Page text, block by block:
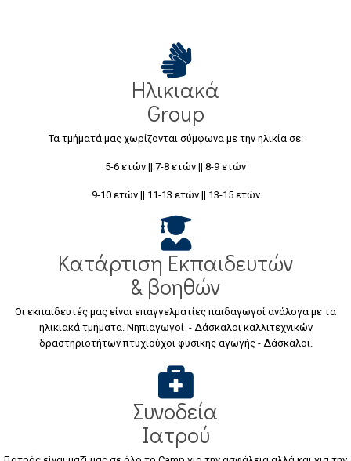
Ηλικιακά
Group
Τα τμήματά μας χωρίζονται σύμφωνα με την ηλικία σε:
5-6 ετών || 7-8 ετών || 8-9 ετών
9-10 ετών || 11-13 ετών || 13-15 ετών
Κατάρτιση Εκπαιδευτών
& βοηθών
Οι εκπαιδευτές μας είναι επαγγελματίες παιδαγωγοί ανάλογα με τα
ηλικιακά τμήματα. Νηπιαγωγοί - Δάσκαλοι καλλιτεχνικών
δραστηριοτήτων πτυχιούχοι φυσικής αγωγής - Δάσκαλοι.
Συνοδεία
Ιατρού